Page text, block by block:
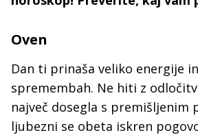
Oven
Dan ti prinaša veliko energije
spremembah. Ne hiti z
največ dosegla s premišljenim
ljubezni se obeta iskren